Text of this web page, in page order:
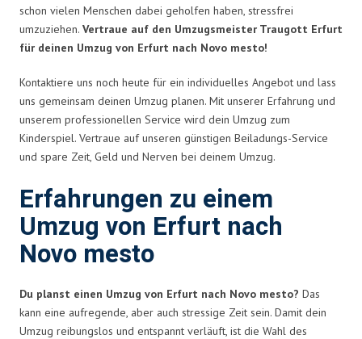
schon vielen Menschen dabei geholfen haben, stressfrei
umzuziehen. Vertraue auf den Umzugsmeister Traugott Erfurt
für deinen Umzug von Erfurt nach Novo mesto!
Kontaktiere uns noch heute für ein individuelles Angebot und lass
uns gemeinsam deinen Umzug planen. Mit unserer Erfahrung und
unserem professionellen Service wird dein Umzug zum
Kinderspiel. Vertraue auf unseren günstigen Beiladungs-Service
und spare Zeit, Geld und Nerven bei deinem Umzug.
Erfahrungen zu einem
Umzug von Erfurt nach
Novo mesto
Du planst einen Umzug von Erfurt nach Novo mesto? Das
kann eine aufregende, aber auch stressige Zeit sein. Damit dein
Umzug reibungslos und entspannt verläuft, ist die Wahl des